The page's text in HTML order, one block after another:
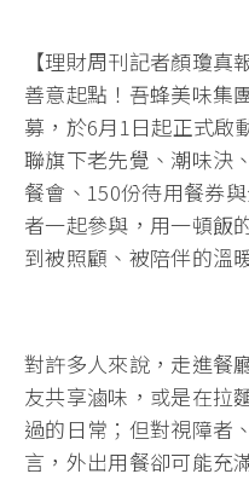
【理財周刊記者顏瓊
善意起點！吾蜂美味集
募，於6月1日起正式啟
聯旗下老先覺、潮味決
餐會、150份待用餐券
者一起參與，用一頓飯
到被照顧、被陪伴的溫
對許多人來說，走進餐
友共享滷味，或是在拉
過的日常；但對視障者
言，外出用餐卻可能充